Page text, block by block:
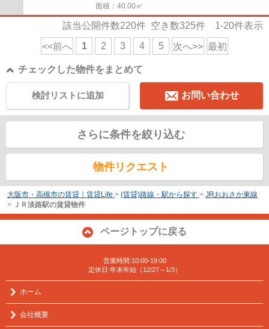
面積：40.00㎡
該当公開件数220件 空き数325件 1-20件表示
<<前へ 1 2 3 4 5 次へ>> 最初
チェックした物件をまとめて
お問い合わせ
検討リストに追加
さらに条件を絞り込む
物件リクエスト
大阪市・高槻市の賃貸｜賃貸Life > (賃貸)路線・駅から探す > JRおおさか東線
> ＪＲ淡路駅の賃貸物件
ページトップに戻る
営業時間:10:00-19:00
定休日:年末年始（12/27～1/3）
ホーム
会社概要